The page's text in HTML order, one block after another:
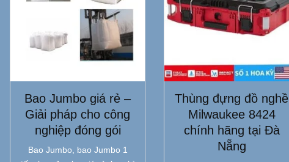
Bao Jumbo giá rẻ –
Giải pháp cho công
nghiệp đóng gói
Bao Jumbo, bao Jumbo 1
Thùng đựng đồ nghề
Milwaukee 8424
chính hãng tại Đà
Nẵng